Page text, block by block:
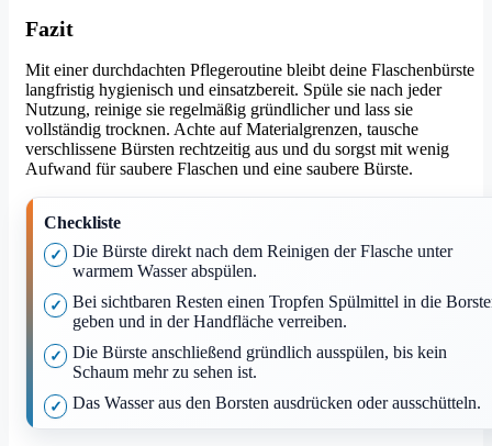
Fazit
Mit einer durchdachten Pflegeroutine bleibt deine Flaschenbürste
langfristig hygienisch und einsatzbereit. Spüle sie nach jeder
Nutzung, reinige sie regelmäßig gründlicher und lass sie
vollständig trocknen. Achte auf Materialgrenzen, tausche
verschlissene Bürsten rechtzeitig aus und du sorgst mit wenig
Aufwand für saubere Flaschen und eine saubere Bürste.
Checkliste
Die Bürste direkt nach dem Reinigen der Flasche unter
warmem Wasser abspülen.
Bei sichtbaren Resten einen Tropfen Spülmittel in die
geben und in der Handfläche verreiben.
Die Bürste anschließend gründlich ausspülen, bis kein
Schaum mehr zu sehen ist.
Das Wasser aus den Borsten ausdrücken oder ausschütteln.